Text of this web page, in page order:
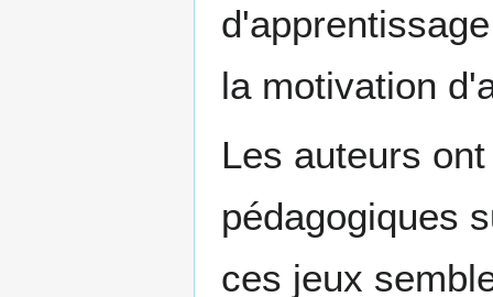
la motivation
Les auteurs
pédagogiques
ces jeux